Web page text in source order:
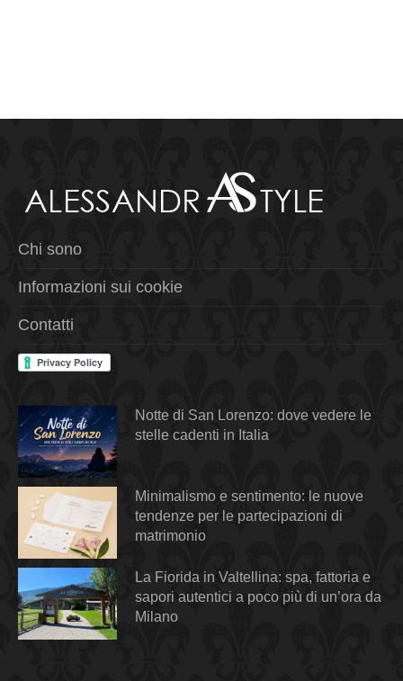
Chi sono
Informazioni sui cookie
Contatti
Notte di San Lorenzo: dove vedere le
stelle cadenti in Italia
Minimalismo e sentimento: le nuove
tendenze per le partecipazioni di
matrimonio
La Fiorida in Valtellina: spa, fattoria e
sapori autentici a poco più di un’ora da
Milano